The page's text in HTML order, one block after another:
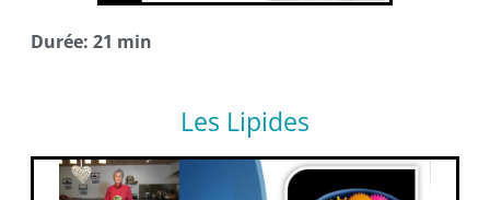
Durée: 21 min
Les Lipides